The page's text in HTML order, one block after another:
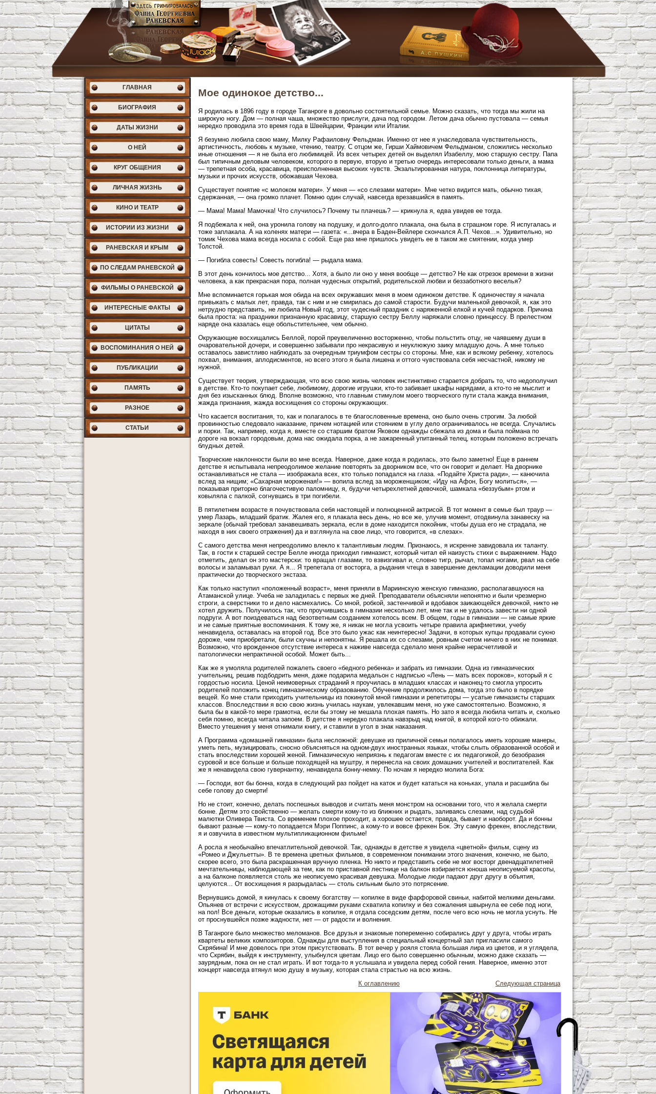
ГЛАВНАЯ
БИОГРАФИЯ
ДАТЫ ЖИЗНИ
О НЕЙ
КРУГ ОБЩЕНИЯ
ЛИЧНАЯ ЖИЗНЬ
КИНО И ТЕАТР
ИСТОРИИ ИЗ ЖИЗНИ
РАНЕВСКАЯ И КРЫМ
ПО СЛЕДАМ РАНЕВСКОЙ
ФИЛЬМЫ О РАНЕВСКОЙ
ИНТЕРЕСНЫЕ ФАКТЫ
ЦИТАТЫ
ВОСПОМИНАНИЯ О НЕЙ
ПУБЛИКАЦИИ
ПАМЯТЬ
РАЗНОЕ
СТАТЬИ
Мое одинокое детство...
Я родилась в 1896 году в городе Таганроге в довольно состоятельной семье. Можно сказать, что тогда мы жили на
широкую ногу. Дом — полная чаша, множество прислуги, дача под городом. Летом дача обычно пустовала — семья
нередко проводила это время года в Швейцарии, Франции или Италии.
Я безумно любила свою маму, Милку Рафаиловну Фельдман. Именно от нее я унаследовала чувствительность,
артистичность, любовь к музыке, чтению, театру. С отцом же, Гирши Хаймовичем Фельдманом, сложились несколько
иные отношения — я не была его любимицей. Из всех четырех детей он выделял Изабеллу, мою старшую сестру. Папа
был типичным деловым человеком, которого в первую, вторую и третью очередь интересовали только деньги, а мама
— трепетная особа, красавица, преисполненная высоких чувств. Экзальтированная натура, поклонница литературы,
музыки и прочих искусств, обожавшая Чехова.
Существует понятие «с молоком матери». У меня — «со слезами матери». Мне четко видится мать, обычно тихая,
сдержанная, — она громко плачет. Помню один случай, навсегда врезавшийся в память.
— Мама! Мама! Мамочка! Что случилось? Почему ты плачешь? — крикнула я, едва увидев ее тогда.
Я подбежала к ней, она уронила голову на подушку, и долго-долго плакала, она была в страшном горе. Я испугалась и
тоже заплакала. А на коленях матери — газета: «...вчера в Баден-Вейлере скончался А.П. Чехов...». Удивительно, но
томик Чехова мама всегда носила с собой. Еще раз мне пришлось увидеть ее в таком же смятении, когда умер
Толстой.
— Погибла совесть! Совесть погибла! — рыдала мама.
В этот день кончилось мое детство... Хотя, а было ли оно у меня вообще — детство? Не как отрезок времени в жизни
человека, а как прекрасная пора, полная чудесных открытий, родительской любви и беззаботного веселья?
Мне вспоминается горькая моя обида на всех окружавших меня в моем одиноком детстве. К одиночеству я начала
привыкать с малых лет, правда, так с ним и не смирилась до самой старости. Будучи маленькой девочкой, я, как это
нетрудно представить, не любила Новый год, этот чудесный праздник с наряженной елкой и кучей подарков. Причина
была проста: на праздники признанную красавицу, старшую сестру Беллу наряжали словно принцессу. В прелестном
наряде она казалась еще обольстительнее, чем обычно.
Окружающие восхищались Беллой, порой преувеличенно восторженно, чтобы польстить отцу, не чаявшему души в
очаровательной дочери, и совершенно забывали про некрасивую и неуклюжую заику младшую дочь. А мне только
оставалось завистливо наблюдать за очередным триумфом сестры со стороны. Мне, как и всякому ребенку, хотелось
похвал, внимания, аплодисментов, но всего этого я была лишена и оттого чувствовала себя несчастной, никому не
нужной.
Существует теория, утверждающая, что всю свою жизнь человек инстинктивно старается добрать то, что недополучил
в детстве. Кто-то покупает себе, любимому, дорогие игрушки, кто-то забивает шкафы нарядами, а кто-то не мыслит и
дня без изысканных блюд. Вполне возможно, что главным стимулом моего творческого пути стала жажда внимания,
жажда признания, жажда восхищения со стороны окружающих.
Что касается воспитания, то, как и полагалось в те благословенные времена, оно было очень строгим. За любой
провинностью следовало наказание, причем нотацией или стоянием в углу дело ограничивалось не всегда. Случались
и порки. Так, например, когда я, вместе со старшим братом Яковом однажды сбежала из дома и была поймана по
дороге на вокзал городовым, дома нас ожидала порка, а не зажаренный упитанный телец, которым положено встречать
блудных детей.
Творческие наклонности были во мне всегда. Наверное, даже когда я родилась, это было заметно! Еще в раннем
детстве я испытывала непреодолимое желание повторять за дворником все, что он говорит и делает. На дворнике
останавливаться не стала — изображала всех, кто только попадался на глаза. «Подайте Христа ради», — канючила
вслед за нищим; «Сахарная мороженая!» — вопила вслед за мороженщиком; «Иду на Афон, Богу молиться», —
показывая приторно благочестивую паломницу, я, будучи четырехлетней девочкой, шамкала «беззубым» ртом и
ковыляла с палкой, согнувшись в три погибели.
В пятилетнем возрасте я почувствовала себя настоящей и полноценной актрисой. В тот момент в семье был траур —
умер Лазарь, младший братик. Жалея его, я плакала весь день, но все же, улучив момент, отодвинула занавеску на
зеркале (обычай требовал занавешивать зеркала, если в доме находится покойник, чтобы душа его не страдала, не
находя в них своего отражения) да и взглянула на свое лицо, что говорится, «в слезах».
С самого детства меня непреодолимо влекло к талантливым людям. Признаюсь, я искренне завидовала их таланту.
Так, в гости к старшей сестре Белле иногда приходил гимназист, который читал ей наизусть стихи с выражением. Надо
отметить, делал он это мастерски: то вращал глазами, то взвизгивал и, словно тигр, рычал, топал ногами, рвал на себе
волосы и заламывал руки. А я... Я трепетала от восторга, а рыдания чтеца в завершение декламации доводили меня
практически до творческого экстаза.
Как только наступил «положенный возраст», меня приняли в Мариинскую женскую гимназию, располагавшуюся на
Атаманской улице. Учеба не заладилась с первых же дней. Преподаватели объясняли непонятно и были чрезмерно
строги, а сверстники то и дело насмехались. Со мной, робкой, застенчивой и вдобавок заикающейся девочкой, никто не
хотел дружить. Получилось так, что проучившись в гимназии несколько лет, мне так и не удалось завести ни одной
подруги. А вот поиздеваться над безответным созданием хотелось всем. В общем, годы в гимназии — не самые яркие
и не самые приятные воспоминания. К тому же, я никак не могла усвоить четыре правила арифметики, учебу
ненавидела, оставалась на второй год. Все это было ужас как неинтересно! Задачи, в которых купцы продавали сукно
дороже, чем приобретали, были скучны и непонятны. Я решала их со слезами, ровным счетом ничего в них не понимая.
Возможно, что врожденное отсутствие интереса к наживе навсегда сделало меня крайне нерасчетливой и
патологически непрактичной особой. Может быть...
Как же я умоляла родителей пожалеть своего «бедного ребенка» и забрать из гимназии. Одна из гимназических
учительниц, решив подбодрить меня, даже подарила медальон с надписью «Лень — мать всех пороков», который я с
гордостью носила. Ценой неимоверных страданий я проучилась в младших классах и наконец-то смогла упросить
родителей положить конец гимназическому образованию. Обучение продолжилось дома, тогда это было в порядке
вещей. Ко мне стали приходить учительницы из покинутой мной гимназии и репетиторы — усатые гимназисты старших
классов. Впоследствии я всю свою жизнь училась наукам, увлекавшим меня, но уже самостоятельно. Возможно, я
была бы в какой-то мере грамотна, если бы этому не мешала плохая память. Но зато я всегда любила читать и, сколько
себя помню, всегда читала запоем. В детстве я нередко плакала навзрыд над книгой, в которой кого-то обижали.
Вместо утешения у меня отнимали книгу, и ставили в угол в знак наказания.
А Программа «домашней гимназии» была несложной: девушке из приличной семьи полагалось иметь хорошие манеры,
уметь петь, музицировать, сносно объясняться на одном-двух иностранных языках, чтобы слыть образованной особой и
стать впоследствии хорошей женой. Гимназическую неприязнь к педагогам вместе с их педагогикой, до безобразия
суровой и все больше и больше походящей на муштру, я перенесла на своих домашних учителей и воспитателей. Как
же я ненавидела свою гувернантку, ненавидела бонну-немку. По ночам я нередко молила Бога:
— Господи, вот бы бонна, когда в следующий раз пойдет на каток и будет кататься на коньках, упала и расшибла бы
себе голову до смерти!
Но не стоит, конечно, делать поспешных выводов и считать меня монстром на основании того, что я желала смерти
бонне. Детям это свойственно — желать смерти кому-то из ближних и рыдать, заливаясь слезами, над судьбой
малютки Оливера Твиста. Со временем плохое проходит, а хорошее остается, правда, бывает и наоборот. Да и бонны
бывают разные — кому-то попадается Мэри Поппинс, а кому-то и вовсе фрекен Бок. Эту самую фрекен, впоследствии,
я и озвучила в известном мультипликационном фильме!
А росла я необычайно впечатлительной девочкой. Так, однажды в детстве я увидела «цветной» фильм, сцену из
«Ромео и Джульетты». В те времена цветных фильмов, в современном понимании этого значения, конечно, не было,
скорее всего, это была раскрашенная вручную пленка. Но никто и представить себе не мог восторг двенадцатилетней
мечтательницы, наблюдающей за тем, как по приставной лестнице на балкон взбирается юноша неописуемой красоты,
а на балконе появляется столь же неописуемо красивая девушка. Молодые люди падают друг другу в объятия,
целуются... От восхищения я разрыдалась — столь сильным было это потрясение.
Вернувшись домой, я кинулась к своему богатству — копилке в виде фарфоровой свиньи, набитой мелкими деньгами.
Опьянев от встречи с искусством, дрожащими руками схватила копилку и без сожаления швырнула ее себе под ноги,
на пол! Все деньги, которые оказались в копилке, я отдала соседским детям, после чего всю ночь не могла уснуть. Не
от проснувшейся позже жадности, нет — от радости и волнения.
В Таганроге было множество меломанов. Все друзья и знакомые попеременно собирались друг у друга, чтобы играть
квартеты великих композиторов. Однажды для выступления в специальный концертный зал пригласили самого
Скрябина! И мне довелось при этом присутствовать. В тот вечер у рояля стояла большая лира из цветов, и я углядела,
что Скрябин, выйдя к инструменту, улыбнулся цветам. Лицо его было совершенно обычным, можно даже сказать —
заурядным, пока он не стал играть. И вот тогда-то я услышала и увидела перед собой гения. Наверное, именно этот
концерт навсегда втянул мою душу в музыку, которая стала страстью на всю жизнь.
К оглавлению
Следующая страница